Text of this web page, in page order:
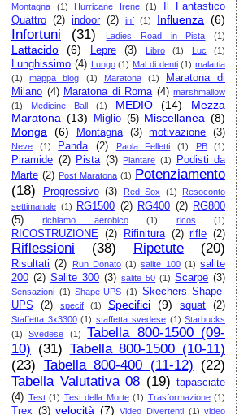
Montagna
(1) Hurricane Irene (1)
Il Fantastico
Quattro (2) indoor (2) inf (1) Influenza (6)
Infortuni (31) Ladies Road in Pista (1)
Lattacido (6) Lepre (3) Libro (1) Luc (1)
Lunghissimo (4) Lungo (1) Mal di denti (1) malattia
(1)
mappa blog (1) Maratona (1)
Maratona di
Milano (4) Maratona di Roma (4) marshmallow
(1)
Medicine Ball (1) MEDIO (14)
Mezza
Maratona (13) Miglio (5) Miscellanea (8)
Monga
(6) Montagna (3) motivazione (3)
Neve (1) Panda (2) Paola Felletti (1) PB (1)
Piramide (2) Pista (3) Plantare (1)
Podisti da
Marte (2) Post Maratona (1) Potenziamento
(18)
Progressivo (3) Red Sox (1)
Resoconto
settimanale (1) RG1500 (2) RG400 (2) RG800
(5)
richiamo aerobico (1) ricos (1)
RICOSTRUZIONE (2) Rifinitura (2) rifle (2)
Riflessioni (38) Ripetute (20)
Risultati (2) Run Donato (1) salite 100 (1) salite
200 (2) Salite 300 (3) salite 50 (1) Scarpe (3)
Sensazioni (1) Shape-UPS (1) Skechers Shape-
UPS
(2) specif (1) Specifici (9) squat (2)
Staffetta 3x3300 (1) staffetta svedese (1) Starbucks
(1)
Svedese (1)
Tabella 800-1500 (09-
10) (31) Tabella 800-1500 (10-11)
(23) Tabella 800-400 (11-12) (22)
Tabella Valutativa 08 (19) tapasciate
(4) Test (1) Test della Morte (1) Trasformazione (1)
Trex (3) velocità (7) Video Divertenti (1) video